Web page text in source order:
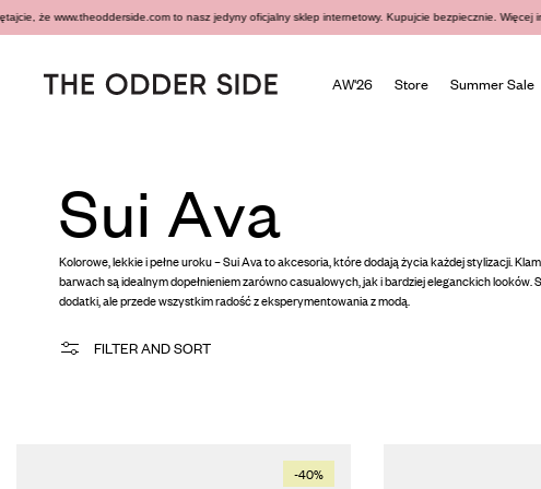
www.theodderside.com to nasz jedyny oficjalny sklep internetowy. Kupujcie bezpiecznie. Więcej
AW'26 Store Summer Sale
Sui Ava
Kolorowe, lekkie i pełne uroku – Sui Ava to akcesoria, które dodają życia każdej stylizacji.
barwach są idealnym dopełnieniem zarówno casualowych, jak i bardziej eleganckich looków.
dodatki, ale przede wszystkim radość z eksperymentowania z modą.
FILTER AND SORT
-40%